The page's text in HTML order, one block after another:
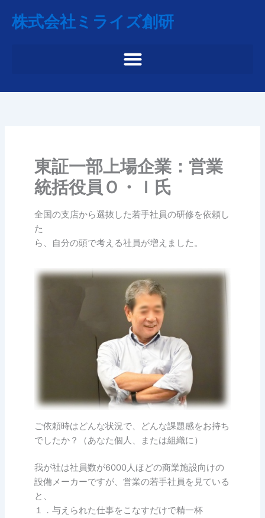
プ
株式会社ミライズ創研
東証一部上場企業：営業
統括役員Ｏ・Ｉ氏
全国の支店から選抜した若手社員の研修を依頼し
た
ら、自分の頭で考える社員が増えました。
ご依頼時はどんな状況で、どんな課題感をお持ち
でしたか？（あなた個人、または組織に）
我が社は社員数が6000人ほどの商業施設向けの
設備メーカーですが、営業の若手社員を見ている
と、
１．与えられた仕事をこなすだけで精一杯